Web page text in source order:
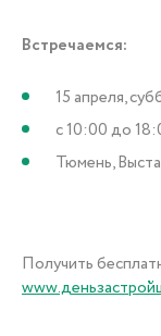
Встречаемся:⠀
15 апреля,
с 10:00 до
Тюмень,
Получить